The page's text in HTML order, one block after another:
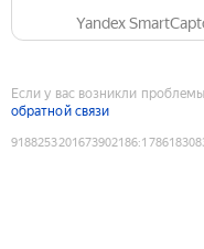
Yandex
Если у вас возникли
обратной связи
9188253201673902186: